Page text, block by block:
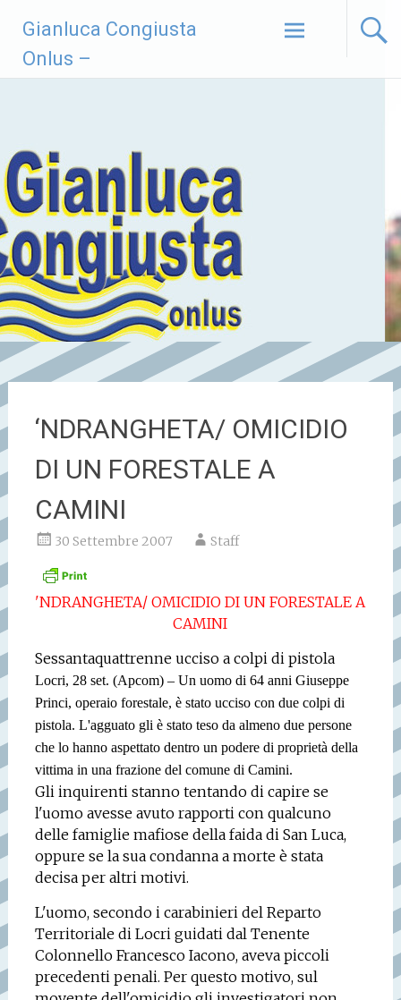
contenuto
Gianluca Congiusta
Onlus –
‘NDRANGHETA/ OMICIDIO
DI UN FORESTALE A
CAMINI
30 Settembre 2007 Staff
'NDRANGHETA/ OMICIDIO DI UN FORESTALE A
CAMINI
Sessantaquattrenne ucciso a colpi di pistola
Locri, 28 set. (Apcom) – Un uomo di 64 anni Giuseppe
Princi, operaio forestale, è stato ucciso con due colpi di
pistola. L'agguato gli è stato teso da almeno due persone
che lo hanno aspettato dentro un podere di proprietà della
vittima in una frazione del comune di Camini.
Gli inquirenti stanno tentando di capire se
l'uomo avesse avuto rapporti con qualcuno
delle famiglie mafiose della faida di San Luca,
oppure se la sua condanna a morte è stata
decisa per altri motivi.
L'uomo, secondo i carabinieri del Reparto
Territoriale di Locri guidati dal Tenente
Colonnello Francesco Iacono, aveva piccoli
precedenti penali. Per questo motivo, sul